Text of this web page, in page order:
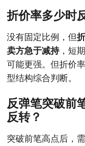
折价率多少时
没有固定比例，但
卖方急于减持，短
可能更强。但折价
型结构综合判断。
反弹笔突破前
反转？
突破前笔高点后，